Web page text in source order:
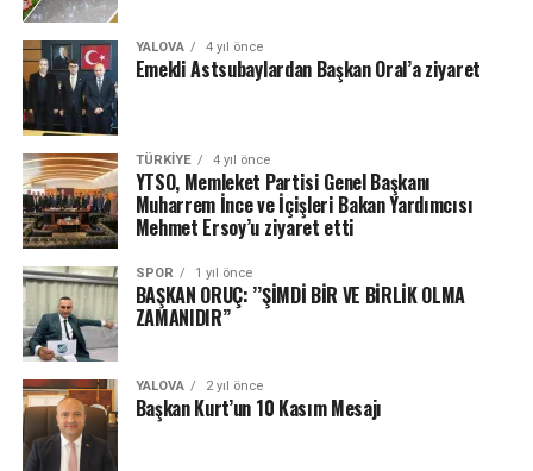
YALOVA 4 yıl önce
Emekli Astsubaylardan Başkan Oral’a ziyaret
TÜRKIYE 4 yıl önce
YTSO, Memleket Partisi Genel Başkanı
Muharrem İnce ve İçişleri Bakan Yardımcısı
Mehmet Ersoy’u ziyaret etti
SPOR 1 yıl önce
BAŞKAN ORUÇ: ’’ŞİMDİ BİR VE BİRLİK OLMA
ZAMANIDIR’’
YALOVA 2 yıl önce
Başkan Kurt’un 10 Kasım Mesajı